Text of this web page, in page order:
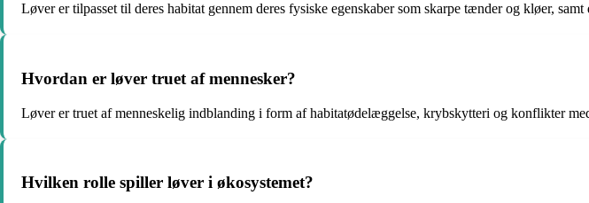
Løver er tilpasset til deres habitat gennem deres fysiske egenskaber som skarpe tænder og kløer,
Hvordan er løver truet af mennesker?
Løver er truet af menneskelig indblanding i form af habitatødelæggelse, krybskytteri og konflikter
Hvilken rolle spiller løver i økosystemet?